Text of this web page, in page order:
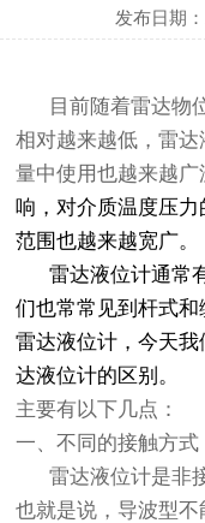
发布日期
目前随着雷达物
相对越来越低，雷
量中使用也越来越
响，对介质温度压
范围也越来越宽广。
雷达液位计通常
们也常常见到杆式
雷达液位计，今天
达液位计的区别。
主要有以下几点：
一、不同的接触方式
雷达液位计是非
也就是说，导波型不